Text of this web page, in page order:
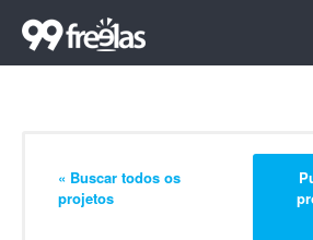
« Buscar todos os
projetos